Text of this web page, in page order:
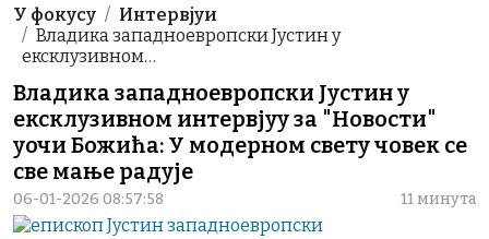
Breadcrumb
У фокусу
Интервјуи
Владика западноевропски Јустин у
ексклузивном…
Владика западноевропски Јустин у
ексклузивном интервјуу за "Новости"
уочи Божића: У модерном свету човек се
све мање радује
06-01-2026 08:57:58 11 минута